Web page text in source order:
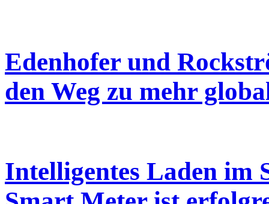
Edenhofer und
den Weg zu mehr
Intelligentes Laden im